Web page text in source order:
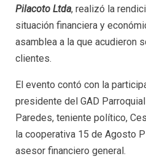
Pilacoto Ltda, realizó la
situación financiera y
asamblea a la que acudieron
clientes.
El evento contó con la
presidente del GAD
Paredes, teniente político,
la cooperativa 15 de Agosto
asesor financiero general.